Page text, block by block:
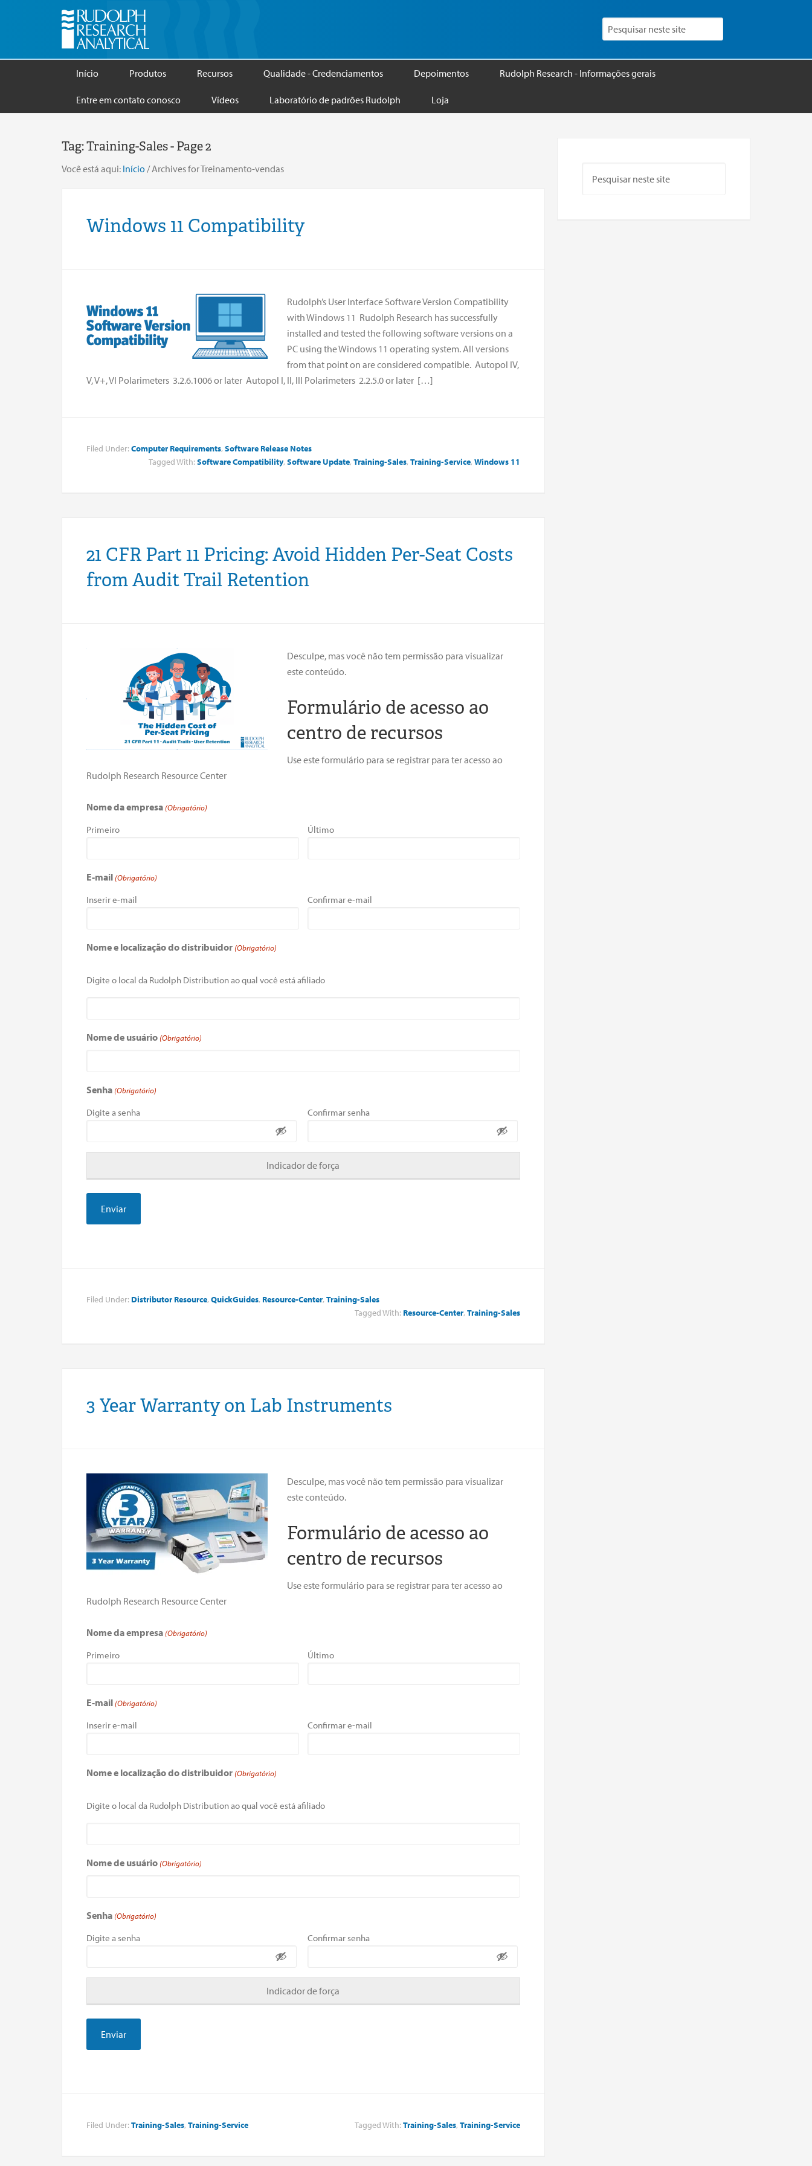
Início Produtos Recursos Qualidade - Credenciamentos Depoimentos Rudolph Research - Informações gerais
Entre em contato conosco Vídeos Laboratório de padrões Rudolph Loja
Tag:Training-Sales- Page 2
Você está aqui: Início /Archives for Treinamento-vendas
Windows 11 Compatibility
Rudolph’s User Interface Software Version Compatibility
with Windows 11 Rudolph Research has successfully
installed and tested the following software versions on a
PC using the Windows 11 operating system. All versions
from that point on are considered compatible. Autopol IV,
V, V+, VI Polarimeters 3.2.6.1006 or later Autopol I, II, III Polarimeters 2.2.5.0 or later […]
Filed Under: Computer Requirements, Software Release Notes
Tagged With: Software Compatibility, Software Update, Training-Sales, Training-Service, Windows 11
21 CFR Part 11 Pricing: Avoid Hidden Per-Seat Costs
from Audit Trail Retention
Desculpe, mas você não tem permissão para visualizar
este conteúdo.
Formulário de acesso ao
centro de recursos
Use este formulário para se registrar para ter acesso ao
Rudolph Research Resource Center
Nome da empresa (Obrigatório)
Primeiro Último
E-mail (Obrigatório)
Inserir e-mail Confirmar e-mail
Nome e localização do distribuidor (Obrigatório)
Digite o local da Rudolph Distribution ao qual você está afiliado
Nome de usuário (Obrigatório)
Senha (Obrigatório)
Digite a senha Confirmar senha
Indicador de força
Filed Under: Distributor Resource, QuickGuides, Resource-Center, Training-Sales
Tagged With: Resource-Center, Training-Sales
3 Year Warranty on Lab Instruments
Desculpe, mas você não tem permissão para visualizar
este conteúdo.
Formulário de acesso ao
centro de recursos
Use este formulário para se registrar para ter acesso ao
Rudolph Research Resource Center
Nome da empresa (Obrigatório)
Primeiro Último
E-mail (Obrigatório)
Inserir e-mail Confirmar e-mail
Nome e localização do distribuidor (Obrigatório)
Digite o local da Rudolph Distribution ao qual você está afiliado
Nome de usuário (Obrigatório)
Senha (Obrigatório)
Digite a senha Confirmar senha
Indicador de força
Filed Under: Training-Sales, Training-Service Tagged With: Training-Sales, Training-Service